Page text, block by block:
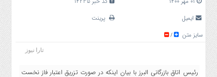
ایمیل
پرینت
سایز متن
/
تارا نیوز
رئیس اتاق بازرگانی البرز با بیان اینکه در صورت تزریق اعتبار فاز نخست